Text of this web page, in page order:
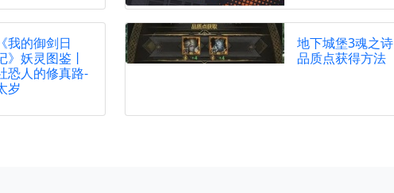
《我的御剑日
》妖灵图鉴丨
恐人的修真路-
岁
地下城堡3魂之诗
品质点获得方法